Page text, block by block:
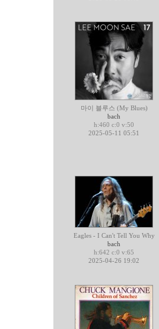
마이 블루스 (My Blues)
bach
h:460 c:0 v:50
2025-05-11 05:51
Eagles - I Can't Tell You Why
bach
h:642 c:0 v:65
2025-04-26 19:02